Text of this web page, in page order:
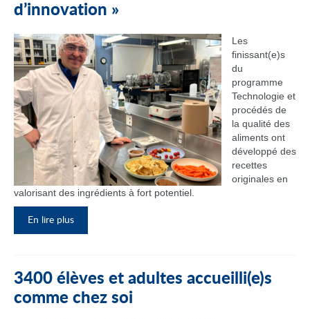
d’innovation »
Les
finissant(e)s
du
programme
Technologie et
procédés de
la qualité des
aliments ont
développé des
recettes
originales en
valorisant des ingrédients à fort potentiel.
En lire plus
3400 élèves et adultes accueilli(e)s
comme chez soi